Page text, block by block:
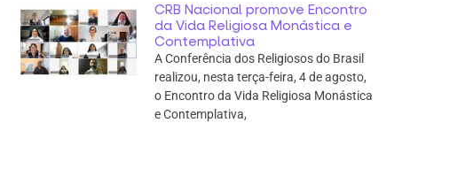
CRB Nacional promove Encontro
da Vida Religiosa Monástica e
Contemplativa
A Conferência dos Religiosos do Brasil
realizou, nesta terça-feira, 4 de agosto,
o Encontro da Vida Religiosa Monástica
e Contemplativa,